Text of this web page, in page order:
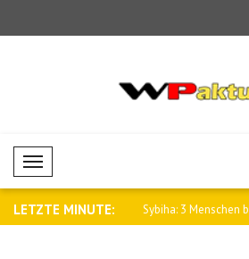
Mobil Menü
LETZTE MINUTE:
für Sybiha: 3 Menschen